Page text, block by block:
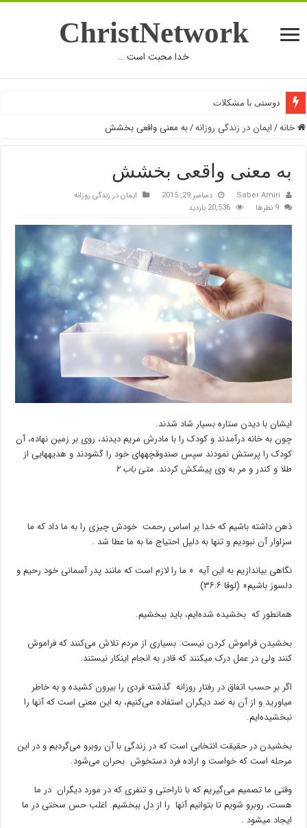
ChristNetwork
خدا محبت است …
دوستی با مشکلات
بخشش حقیقی
خانه/ایمان در زندگی روزانه/به معنی واقعی بخشش
به معنی واقعی بخشش
Saber Amiri دسامبر 29, 2015
ایمان در زندگی روزانه
9 نظرها
20,536 بازدید
ایشان با دیدن ستاره بسیار شاد شدند.
چون به خانه درآمدند و کودک را با مادرش مریم دیدند، روی بر زمین نهاده،آن
کودک را پرستش نمودند سپس صندوقچههای خود را گشودند و هدیههایی از
طلا و کندر و مر به وی پیشکش کردند. متی باب ۲
ذهن داشته باشیم که خدا بر اساس رحمت خودش چیزی را به ما داد که ما
سزاوار آن نبودیم و تنها به دلیل احتیاج ما به ما عطا شد .
نگاهی بیاندازیم به این آیه « ما را لازم است که مانند پدر آسمانی خود رحیم و
دلسوز باشیم» (لوقا ۶:‏۳۶)
همانطور که بخشیده شده‌ایم‌، باید ببخشیم‌.
بخشیدن فراموش کردن نیست‌. بسیاری از مردم تلاش می‌کنند که فراموش
کنند ولی در عمل درک میکنند که قادر به انجام اینکار نیستند.
اگر بر حسب اتفاق در رفتار روزانه گذشته فردی را بیرون کشیده و به خاطر
میاورید و از آن به ضد دیگران استفاده می‌کنیم‌، به این معنی است که آنها را
نبخشیده‌ایم‌.
بخشیدن در حقیقت انتخابی است که در زندگی با آن روبرو می‌گردیم و در این
مرحله است که خواست و اراده فرد دستخوش بحران می‌شود.
وقتی ما تصمیم می‌گیریم که با ناراحتی و تنفری که در مورد دیگران در ما
هست‌، روبرو شویم تا بتوانیم آنها را از دل ببخشیم‌. اغلب حس سختی در ما
ایجاد میشود .